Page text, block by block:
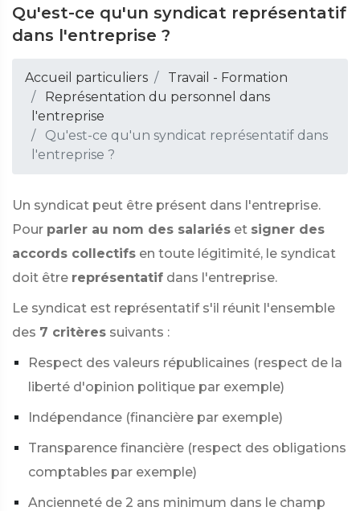
Qu'est-ce qu'un syndicat représentatif
dans l'entreprise ?
Accueil particuliers
Travail - Formation
Représentation du personnel dans
l'entreprise
Qu'est-ce qu'un syndicat représentatif dans
l'entreprise ?
Un syndicat peut être présent dans l'entreprise.
Pour parler au nom des salariés et signer des
accords collectifs en toute légitimité, le syndicat
doit être représentatif dans l'entreprise.
Le syndicat est représentatif s'il réunit l'ensemble
des 7 critères suivants :
Respect des valeurs républicaines (respect de la
liberté d'opinion politique par exemple)
Indépendance (financière par exemple)
Transparence financière (respect des obligations
comptables par exemple)
Ancienneté de 2 ans minimum dans le champ